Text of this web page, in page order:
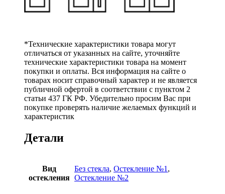
*Технические характеристики товара могут
отличаться от указанных на сайте, уточняйте
технические характеристики товара на момент
покупки и оплаты. Вся информация на сайте о
товарах носит справочный характер и не является
публичной офертой в соответствии с пунктом 2
статьи 437 ГК РФ. Убедительно просим Вас при
покупке проверять наличие желаемых функций и
характеристик
Детали
Вид
остекления
Без стекла, Остекление №1 ,
Остекление №2